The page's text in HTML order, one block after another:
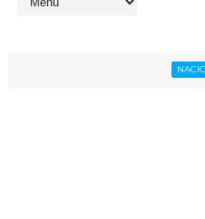
NACIONAL